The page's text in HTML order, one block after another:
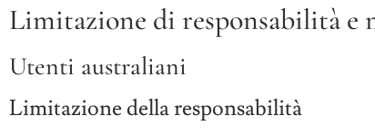
Limitazione di responsabilità e
Utenti australiani
Limitazione della responsabilità